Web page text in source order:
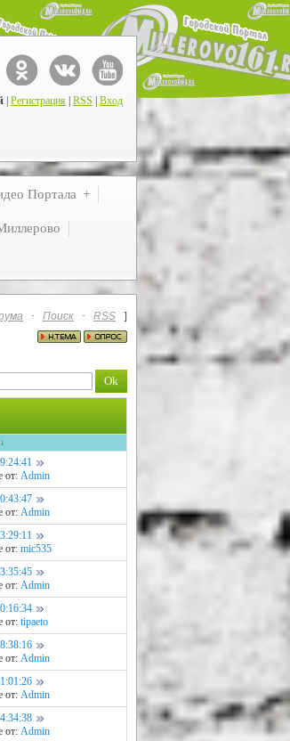
Регистрация RSS Вход
Портала
· Поиск · RSS
]
↓
от: Admin
от: Admin
от: mic535
от: Admin
от: tipaeto
от: Admin
от: Admin
от: Admin